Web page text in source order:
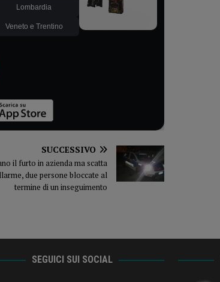
Lombardia
Veneto e Trentino
SUCCESSIVO
il furto in azienda ma scatta
due persone bloccate al
termine di un inseguimento
SEGUICI SUI SOCIAL